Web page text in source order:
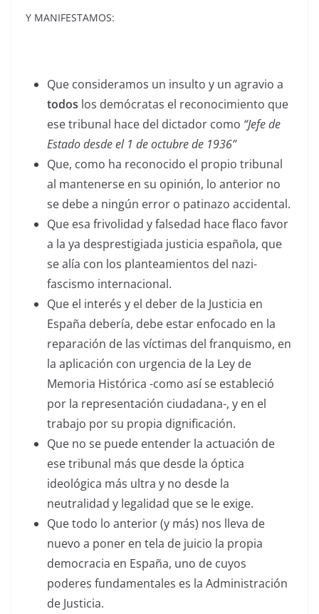
Y MANIFESTAMOS:
Que consideramos un insulto y un agravio a
todos los demócratas el reconocimiento que
ese tribunal hace del dictador como “Jefe de
Estado desde el 1 de octubre de 1936”
Que, como ha reconocido el propio tribunal
al mantenerse en su opinión, lo anterior no
se debe a ningún error o patinazo accidental.
Que esa frivolidad y falsedad hace flaco favor
a la ya desprestigiada justicia española, que
se alía con los planteamientos del nazi-
fascismo internacional.
Que el interés y el deber de la Justicia en
España debería, debe estar enfocado en la
reparación de las víctimas del franquismo, en
la aplicación con urgencia de la Ley de
Memoria Histórica -como así se estableció
por la representación ciudadana-, y en el
trabajo por su propia dignificación.
Que no se puede entender la actuación de
ese tribunal más que desde la óptica
ideológica más ultra y no desde la
neutralidad y legalidad que se le exige.
Que todo lo anterior (y más) nos lleva de
nuevo a poner en tela de juicio la propia
democracia en España, uno de cuyos
poderes fundamentales es la Administración
de Justicia.